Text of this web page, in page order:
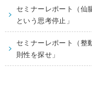
セミナーレポート（仙
という思考停止」
セミナーレポート（整
則性を探せ」